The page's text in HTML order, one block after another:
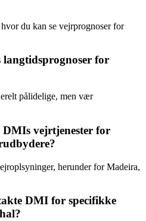
du kan se vejrprognoser for
for
pålidelige, men vær
vejrtjenester for
herunder for Madeira,
DMI for specifikke